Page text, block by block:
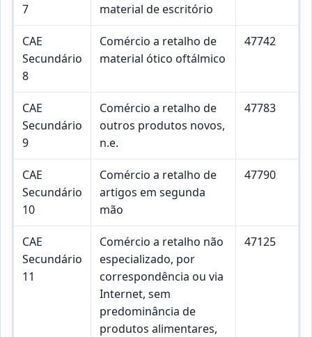
7
material de escritório
CAE
Secundário
8
Comércio a retalho de
material ótico oftálmico
47742
CAE
Secundário
9
Comércio a retalho de
outros produtos novos,
n.e.
47783
CAE
Secundário
10
Comércio a retalho de
artigos em segunda
mão
47790
CAE
Secundário
11
Comércio a retalho não
especializado, por
correspondência ou via
Internet, sem
predominância de
produtos alimentares,
47125